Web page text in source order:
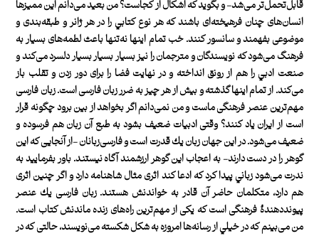
قابل‌تحمل‌تر می‌شد- و بگويد كه اشكال از كجاست؟ من بعيد می‌دانم اين مميزها
انسان‌های چنان فرهيخته‌ای باشند كه هر نوع كتابي را در هر ژانر و طبقه‌بندی و
موضوعی بفهمند و سانسور كنند. خب تمام اينها نه‌تنها باعث لطمه‌های بسيار به
فرهنگ می‌شود كه نويسندگان و مترجمان را نيز بسيار بسيار بسيار دلسرد می‌كند و
صنعت‌ ادبي را هم از رونق انداخته و در نهايت فضا را برای دور زدن و تقلب باز
می‌كند. از تمام اينها گذشته و بيش از هر چيز به ضرر زبان فارسی است. زبان فارسی
مهم‌ترين عنصر فرهنگی ماست و من نمی‌دانم اگر بخواهد از بين برود چگونه قرار
است از ايران ياد كنند؟ وقتی ادبيات ضعيف بشود به طبع آن زبان هم فرسوده و
ضعيف می‌شود. در اين جهان زبان يك قدرت است و فارسی‌زبانان -از آنجايی كه اين
گوهر را در دست دارند- به اعجاب اين گوهر ارزشمند آگاه نيستند. باور بفرماييد به
ندرت می‌شود زباني پيدا كرد كه ادعا كند اثری مثال شاهنامه دارد و اگر چنين اثری
هم دارد، متكلمان حاضر آن قادر به خواندنش هستند. زبان فارسی يك‌ عنصر
پيوند‌‌دهندۀ فرهنگی است كه يكی از مهم‌ترين راه‌های زنده‌ ماندنش كتاب است.
من می‌بينم كه در خيلي از رسانه‌ها امروزه به شكل شكسته می‌نويسند، حالتی كه در